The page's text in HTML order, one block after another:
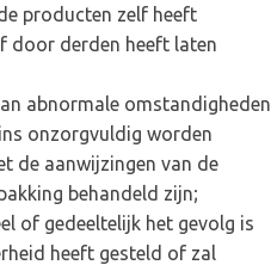
producten zelf heeft
door derden heeft laten
abnormale omstandigheden
onzorgvuldig worden
de aanwijzingen van de
behandeld zijn;
of gedeeltelijk het gevolg is
heeft gesteld of zal